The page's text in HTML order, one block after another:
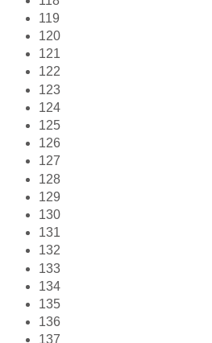
119
120
121
122
123
124
125
126
127
128
129
130
131
132
133
134
135
136
137